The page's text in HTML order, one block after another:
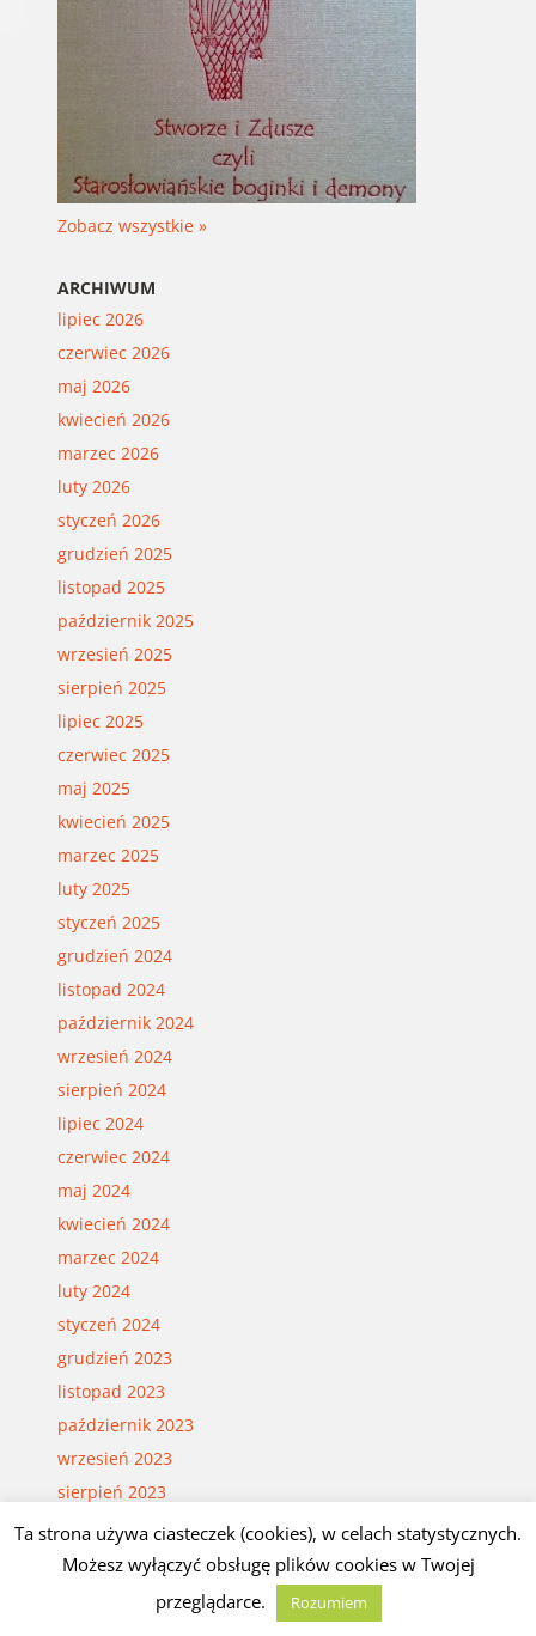
Zobacz wszystkie »
ARCHIWUM
lipiec 2026
czerwiec 2026
maj 2026
kwiecień 2026
marzec 2026
luty 2026
styczeń 2026
grudzień 2025
listopad 2025
październik 2025
wrzesień 2025
sierpień 2025
lipiec 2025
czerwiec 2025
maj 2025
kwiecień 2025
marzec 2025
luty 2025
styczeń 2025
grudzień 2024
listopad 2024
październik 2024
wrzesień 2024
sierpień 2024
lipiec 2024
czerwiec 2024
maj 2024
kwiecień 2024
marzec 2024
luty 2024
styczeń 2024
grudzień 2023
listopad 2023
październik 2023
wrzesień 2023
sierpień 2023
lipiec 2023
czerwiec 2023
Ta strona używa ciasteczek (cookies), w celach statystycznych.
Możesz wyłączyć obsługę plików cookies w Twojej
przeglądarce.
Rozumiem